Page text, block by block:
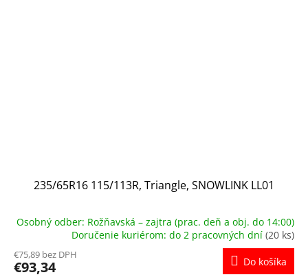
235/65R16 115/113R, Triangle, SNOWLINK LL01
Osobný odber: Rožňavská – zajtra (prac. deň a obj. do 14:00)
Doručenie kuriérom: do 2 pracovných dní (20 ks)
€75,89 bez DPH
€93,34 Do košíka